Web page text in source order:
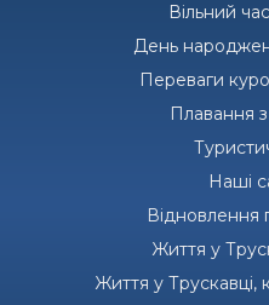
Вільний
День
Переваги
Плавання
Наші
Відновлення
Життя у
Життя у Трускавці,